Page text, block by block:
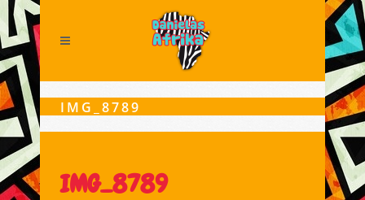
IMG_8789
IMG_8789